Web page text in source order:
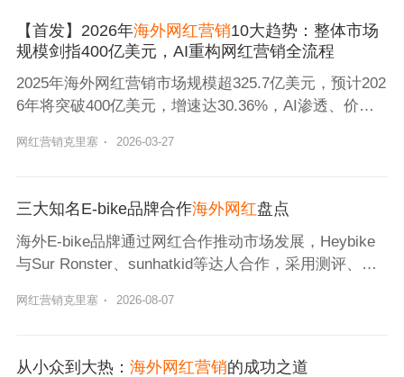
【首发】2026年海外网红营销10大趋势：整体市场
规模剑指400亿美元，AI重构网红营销全流程
2025年海外网红营销市场规模超325.7亿美元，预计202
6年将突破400亿美元，增速达30.36%，AI渗透、价值
网红营销克里塞 · 2026-03-27
三大知名E-bike品牌合作海外网红盘点
海外E-bike品牌通过网红合作推动市场发展，Heybike
与Sur Ronster、sunhatkid等达人合作，采用测评、剧
销。
网红营销克里塞 · 2026-08-07
从小众到大热： 海外网红营销的成功之道